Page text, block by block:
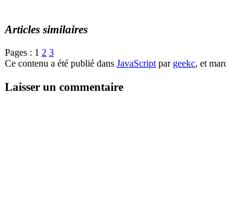
Articles similaires
Pages : 1 2 3
Ce contenu a été publié dans JavaScript par geekc, et
Laisser un commentaire